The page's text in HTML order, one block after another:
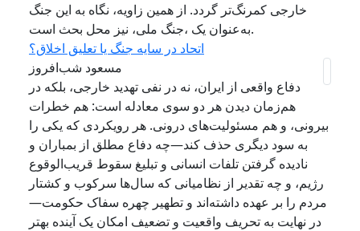
خارجی کمرنگ‌تر گردد. از همین زاویه، نگاه به این جنگ
به‌عنوان یک ،جنگ ملی، نیز محل بحث است.
اتحاد در سایه جنگ یا تعلیق اخلاق؟
مسعود شب‌افروز
دفاع واقعی از ایران، نه در نفی تهدید خارجی، بلکه در
هم‌زمان دیدن هر دو سوی معادله است: هم خطرات
بیرونی، و هم مسئولیت‌های درونی. هر رویکردی که یکی را
به سود دیگری حذف کند—چه دفاع مطلق از بمباران و
نادیده گرفتن تلفات انسانی و تبلیغ سقوط قریب‌الوقوع
رژیم، و چه تقدیر از نظامیانی که سال‌ها سرکوب و کشتار
مردم را بر عهده داشته‌اند و تطهیر چهره سفاک حکومت—
در نهایت به تحریف واقعیت و تضعیف امکان یک آینده بهتر